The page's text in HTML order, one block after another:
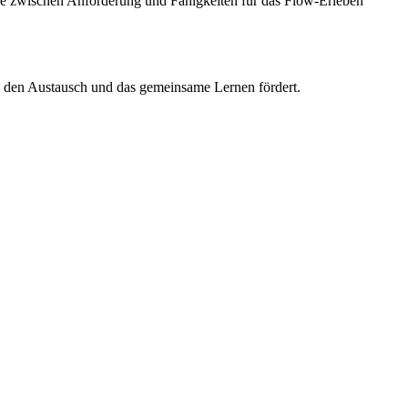
Austausch und das gemeinsame Lernen fördert.